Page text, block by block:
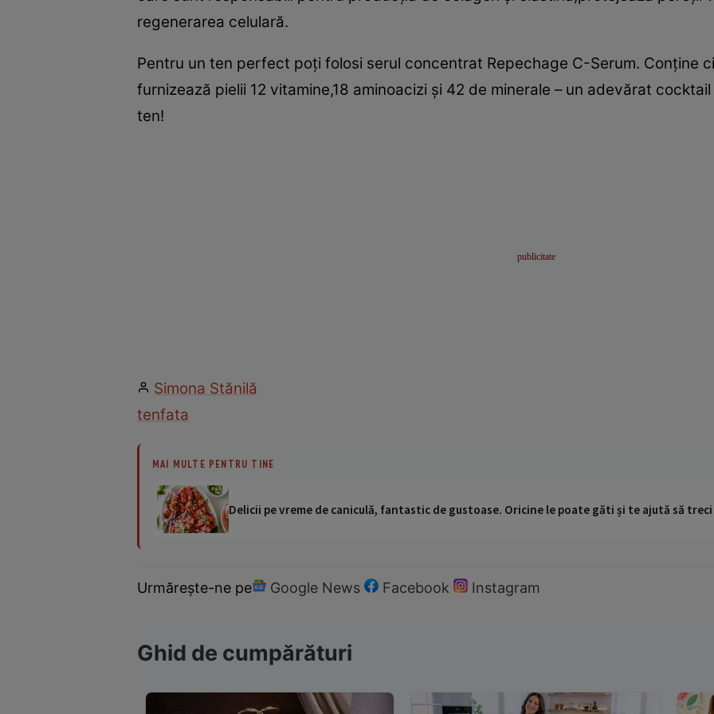
regenerarea celulară.
Pentru un ten perfect poţi folosi serul concentrat Repechage C-Serum. Conţine
furnizează pielii 12 vitamine,18 aminoacizi şi 42 de minerale – un adevărat
ten!
Simona Stănilă
tenfata
MAI MULTE PENTRU TINE
Delicii pe vreme de caniculă, fantastic de gustoase. Oricine le poate găti și te ajută să
Urmărește-ne pe Google News Facebook Instagram
Ghid de cumpărături